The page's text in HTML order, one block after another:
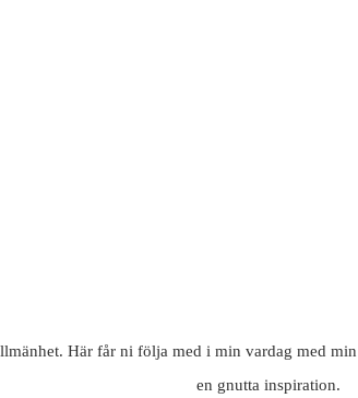
Här får ni följa med i min vardag med
en gnutta inspiration.